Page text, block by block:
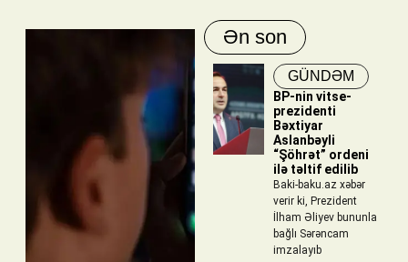
Ən son
GÜNDƏM
BP-nin vitse-
prezidenti
Bəxtiyar
Aslanbəyli
“Şöhrət” ordeni
ilə təltif edilib
Baki-baku.az xəbər
verir ki, Prezident
İlham Əliyev bununla
bağlı Sərəncam
imzalayıb